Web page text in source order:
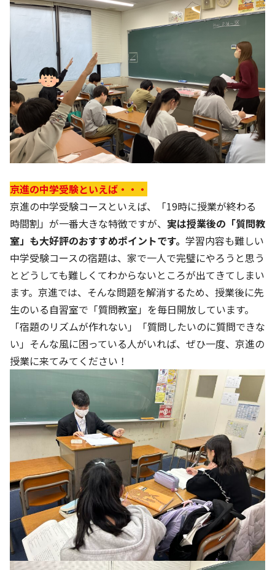
京進の中学受験といえば・・・
京進の中学受験コースといえば、「19時に授業が終わる
時間割」が一番大きな特徴ですが、 実は授業後の「質問教
室」も大好評のおすすめポイントです。 学習内容も難しい
中学受験コースの宿題は、家で一人で完璧にやろうと思う
とどうしても難しくてわからないところが出てきてしまい
ます。京進では、そんな問題を解消するため、授業後に先
生のいる自習室で「質問教室」を毎日開放しています。
「宿題のリズムが作れない」「質問したいのに質問できな
い」そんな風に困っている人がいれば、ぜひ一度、京進の
授業に来てみてください！